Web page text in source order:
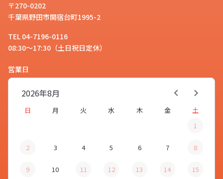
〒270-0202
千葉県野田市関宿台町1995-2
TEL 04-7196-0116
08:30～17:30（土日祝日定休）
営業日
8月
2026年
日 月 火 水 木 金
土
1
2 3 4 5 6 7 8
9 10 11 12 13 14 15